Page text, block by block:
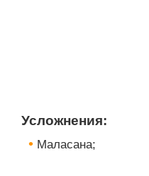
Усложнения:
Маласана;